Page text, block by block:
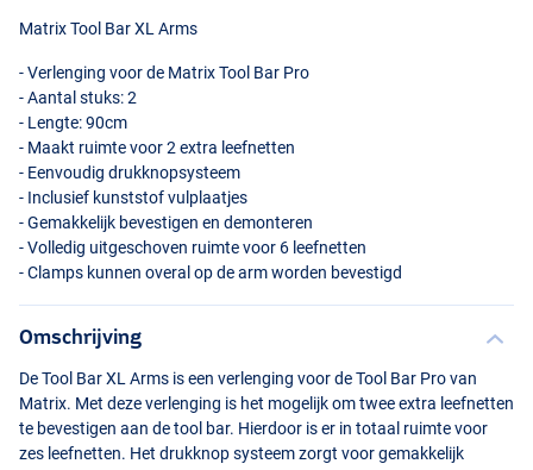
Matrix Tool Bar XL Arms
- Verlenging voor de Matrix Tool Bar Pro
- Aantal stuks: 2
- Lengte: 90cm
- Maakt ruimte voor 2 extra leefnetten
- Eenvoudig drukknopsysteem
- Inclusief kunststof vulplaatjes
- Gemakkelijk bevestigen en demonteren
- Volledig uitgeschoven ruimte voor 6 leefnetten
- Clamps kunnen overal op de arm worden bevestigd
Omschrijving
De Tool Bar XL Arms is een verlenging voor de Tool Bar Pro van
Matrix. Met deze verlenging is het mogelijk om twee extra leefnetten
te bevestigen aan de tool bar. Hierdoor is er in totaal ruimte voor
zes leefnetten. Het drukknop systeem zorgt voor gemakkelijk